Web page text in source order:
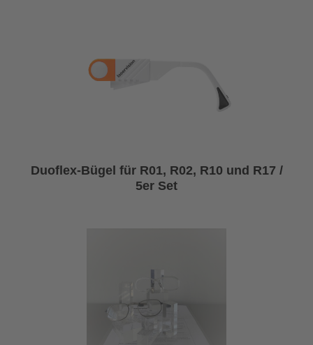
Duoflex-Bügel für R01, R02, R10 und R17 /
5er Set